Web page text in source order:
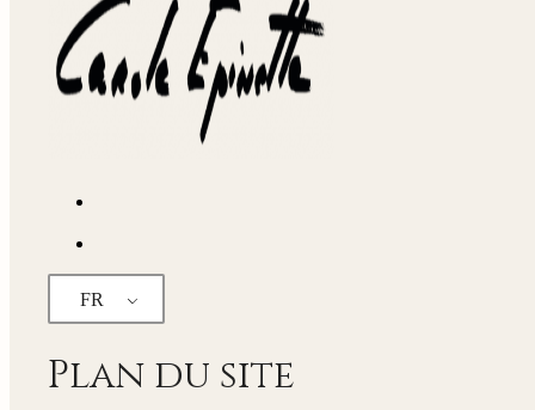
FR
Plan du site